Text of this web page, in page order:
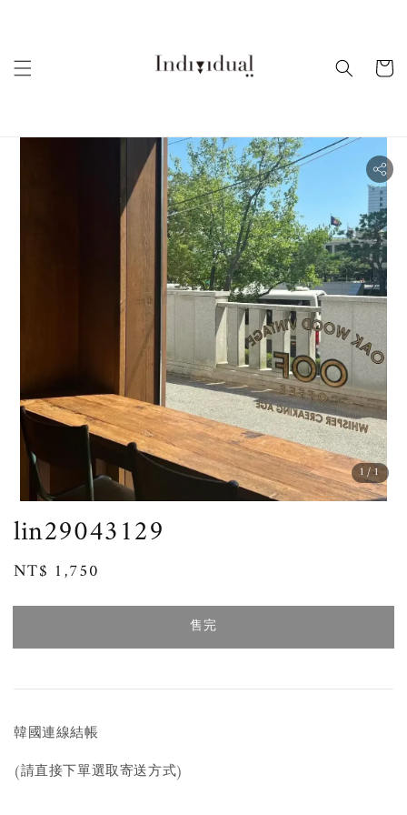
1/1
lin29043129
Regular
NT$ 1,750
售完
韓國連線結帳
(請直接下單選取寄送方式)